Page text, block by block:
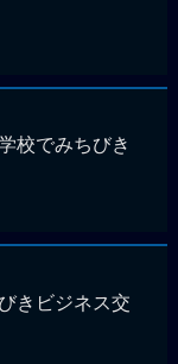
校でみちびき
きビジネス交